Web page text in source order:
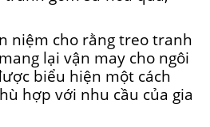
niệm cho rằng treo tranh
lại vận may cho ngôi
biểu hiện một cách
hợp với nhu cầu của gia